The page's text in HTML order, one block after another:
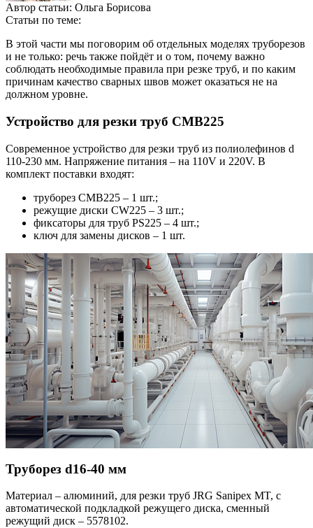
Автор статьи: Ольга Борисова
Статьи по теме:
В этой части мы поговорим об отдельных моделях труборезов
и не только: речь также пойдёт и о том, почему важно
соблюдать необходимые правила при резке труб, и по каким
причинам качество сварных швов может оказаться не на
должном уровне.
Устройство для резки труб CMB225
Современное устройство для резки труб из полиолефинов d
110-230 мм. Напряжение питания – на 110V и 220V. В
комплект поставки входят:
труборез CMB225 – 1 шт.;
режущие диски CW225 – 3 шт.;
фиксаторы для труб PS225 – 4 шт.;
ключ для замены дисков – 1 шт.
Труборез d16-40 мм
Материал – алюминий, для резки труб JRG Sanipex MT, с
автоматической подкладкой режущего диска, сменный
режущий диск – 5578102.